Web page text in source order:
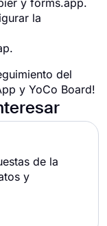
y forms.app.
la
del
y YoCo Board!
de la
y